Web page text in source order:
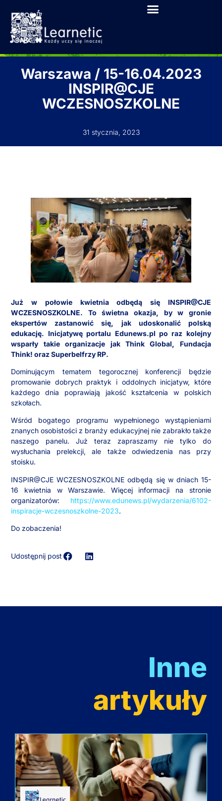
Warszawa / 15-16.04.2023
INSPIR@CJE
WCZESNOSZKOLNE
31 stycznia, 2023
Już w połowie kwietnia odbędą się INSPIR@CJE
WCZESNOSZKOLNE. To świetna okazja, by w gronie
ekspertów zastanowić się, jak udoskonalić polską
edukację. Inicjatywę portalu Edunews.pl po raz kolejny
wsparły takie organizacje jak Think Global, Fundacja
Think! oraz Superbelfrzy RP.
Dominującym tematem tegorocznej konferencji będzie
promowanie dobrych praktyk i oddolnych inicjatyw, które
każdego dnia poprawiają jakość kształcenia w polskich
szkołach.
Wśród bogatego programu wypełnionego wystąpieniami
znanych osobistości z branży edukacyjnej nie zabrakło także
naszego panelu. Już teraz zapraszamy nie tylko do
wysłuchania prelekcji, ale także odwiedzenia nas przy
stoisku.
INSPIR@CJE WCZESNOSZKOLNE odbędą się w dniach 15-
16 kwietnia w Warszawie. Więcej informacji na stronie
organizatorów:
https://www.edunews.pl/wydarzenia/6102-
inspiracje-wczesnoszkolne-2023.
Do zobaczenia!
Udostępnij post
Inne
artykuły